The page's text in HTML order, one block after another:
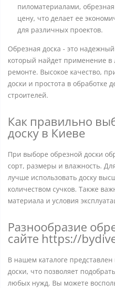
пиломатериалами,
цену, что делает ее
для различных проектов.
Обрезная доска - это
который найдет применение в
ремонте. Высокое качество,
доски и простота в обработке
строителей.
Как правильно
доску в Киеве
При выборе обрезной доски
сорт, размеры и влажность.
лучше использовать доску
количеством сучков. Также
материала и условия
Разнообразие
сайте https://
В нашем каталоге
доски, что позволяет
любых нужд. Вы можете